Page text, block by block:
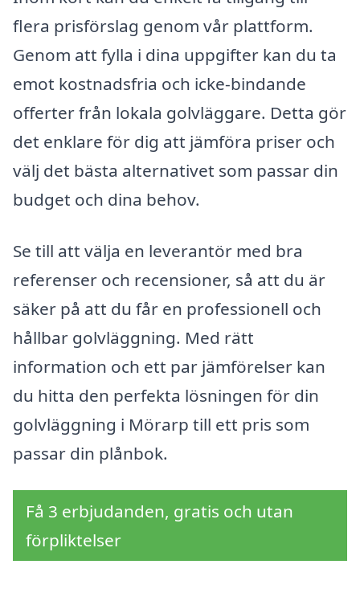
flera prisförslag genom vår plattform.
Genom att fylla i dina uppgifter kan du ta
emot kostnadsfria och icke-bindande
offerter från lokala golvläggare. Detta gör
det enklare för dig att jämföra priser och
välj det bästa alternativet som passar din
budget och dina behov.
Se till att välja en leverantör med bra
referenser och recensioner, så att du är
säker på att du får en professionell och
hållbar golvläggning. Med rätt
information och ett par jämförelser kan
du hitta den perfekta lösningen för din
golvläggning i Mörarp till ett pris som
passar din plånbok.
Få 3 erbjudanden, gratis och utan
förpliktelser